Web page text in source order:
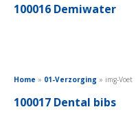
100016 Demiwater
Home » 01-Verzorging » img-Voet
100017 Dental bibs